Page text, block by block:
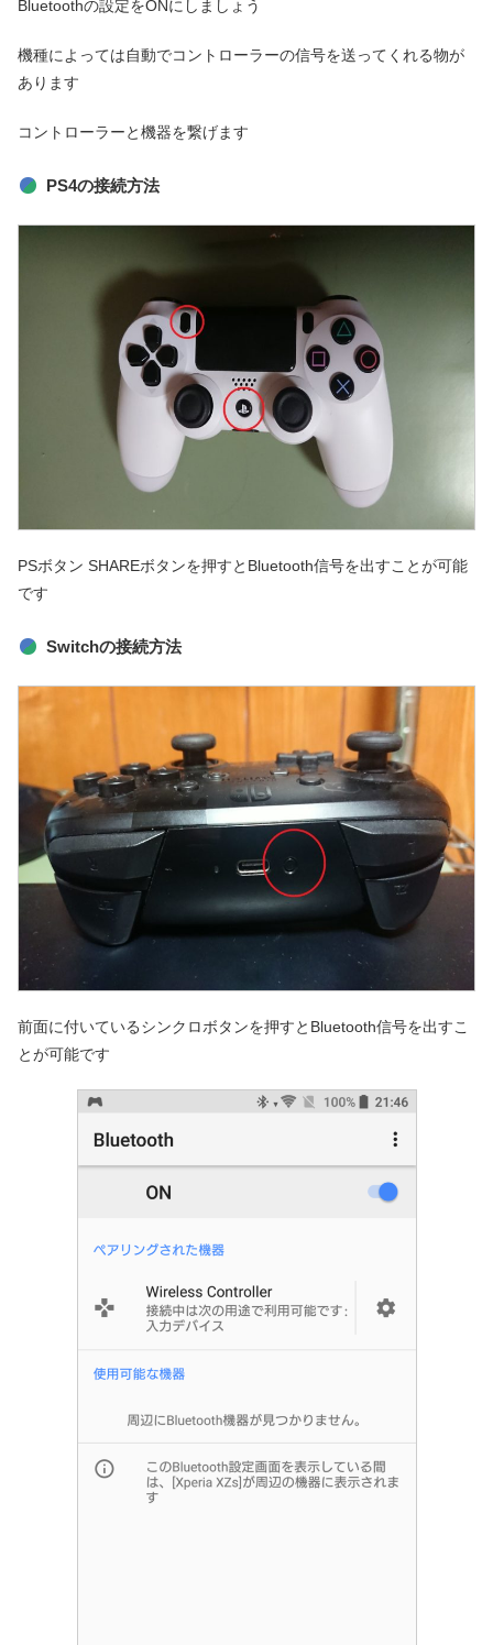
Bluetoothの設定をONにしましょう
機種によっては自動でコントローラーの信号を送ってくれる物が
あります
コントローラーと機器を繋げます
PS4の接続方法
PSボタン SHAREボタンを押すとBluetooth信号を出すことが可能
です
Switchの接続方法
前面に付いているシンクロボタンを押すとBluetooth信号を出すこ
とが可能です